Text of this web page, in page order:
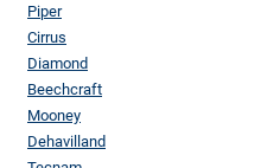
Piper
Cirrus
Diamond
Beechcraft
Mooney
Dehavilland